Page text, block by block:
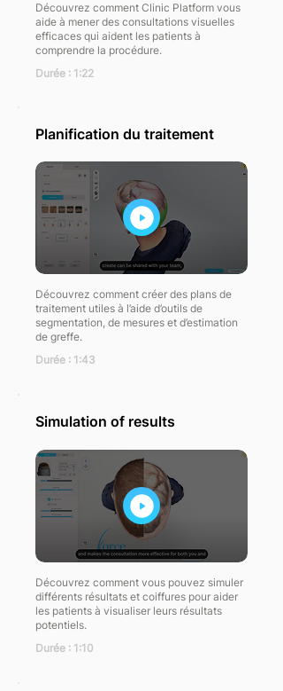
Découvrez comment Clinic Platform vous
aide à mener des consultations visuelles
efficaces qui aident les patients à
comprendre la procédure.
Durée : 1:22
Planification du traitement
Découvrez comment créer des plans de
traitement utiles à l’aide d’outils de
segmentation, de mesures et d’estimation
de greffe.
Durée : 1:43
Simulation of results
Découvrez comment vous pouvez simuler
différents résultats et coiffures pour aider
les patients à visualiser leurs résultats
potentiels.
Durée : 1:10